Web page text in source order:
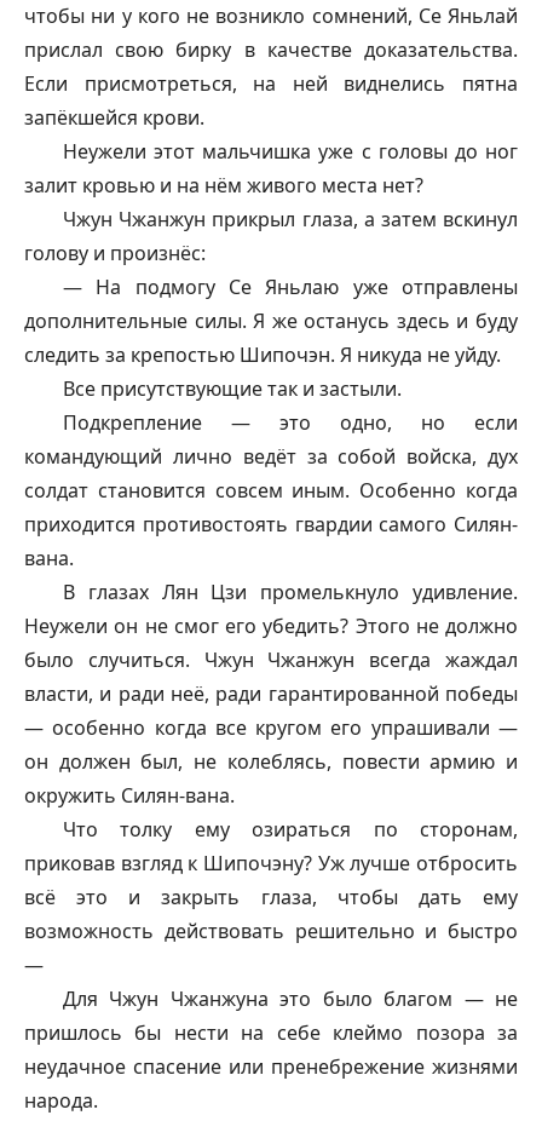
чтобы ни у кого не возникло сомнений, Се Яньлай
прислал свою бирку в качестве доказательства.
Если присмотреться, на ней виднелись пятна
запёкшейся крови.
Неужели этот мальчишка уже с головы до ног
залит кровью и на нём живого места нет?
Чжун Чжанжун прикрыл глаза, а затем вскинул
голову и произнёс:
— На подмогу Се Яньлаю уже отправлены
дополнительные силы. Я же останусь здесь и буду
следить за крепостью Шипочэн. Я никуда не уйду.
Все присутствующие так и застыли.
Подкрепление — это одно, но если
командующий лично ведёт за собой войска, дух
солдат становится совсем иным. Особенно когда
приходится противостоять гвардии самого Силян-
вана.
В глазах Лян Цзи промелькнуло удивление.
Неужели он не смог его убедить? Этого не должно
было случиться. Чжун Чжанжун всегда жаждал
власти, и ради неё, ради гарантированной победы
— особенно когда все кругом его упрашивали —
он должен был, не колеблясь, повести армию и
окружить Силян-вана.
Что толку ему озираться по сторонам,
приковав взгляд к Шипочэну? Уж лучше отбросить
всё это и закрыть глаза, чтобы дать ему
возможность действовать решительно и быстро
—
Для Чжун Чжанжуна это было благом — не
пришлось бы нести на себе клеймо позора за
неудачное спасение или пренебрежение жизнями
народа.